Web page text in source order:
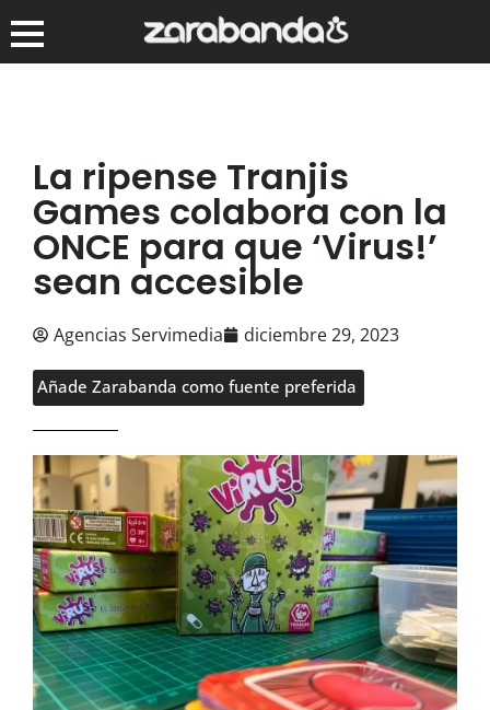
La ripense Tranjis
Games colabora con la
ONCE para que ‘Virus!’
sean accesible
Agencias Servimedia diciembre 29, 2023
Añade Zarabanda como fuente preferida